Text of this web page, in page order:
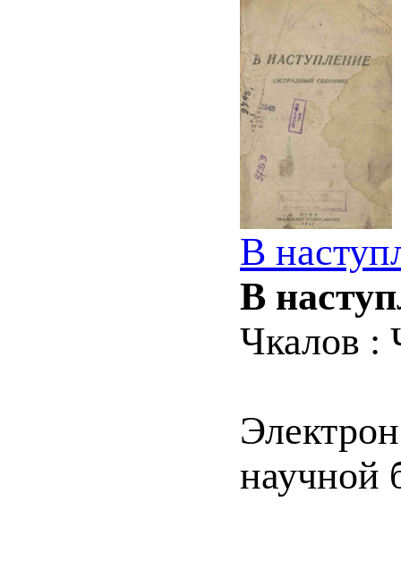
В
В
Чкалов :
научной